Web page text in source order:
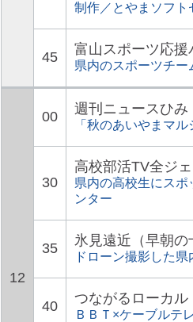
制作／とやまソフト
45 富山スポーツ応援
県内のスポーツチー
12
00 週刊ニュースひみ
「秋のあいやまマ
30
高校部活TV全ジ
県内の高校生にス
ンター
35 氷見遠近（早朝の
ドローン撮影した
40 つながるローカル
ＢＢＴ×ケーブルテ